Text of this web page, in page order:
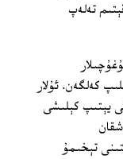
تەلەپ
كەلگەن. ئۇلار
يېتىپ كېلىشى
تېخىمۇ